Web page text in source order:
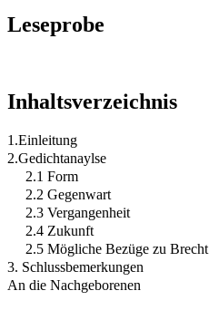
Leseprobe
Inhaltsverzeichnis
1.Einleitung
2.Gedichtanaylse
2.1 Form
2.2 Gegenwart
2.3 Vergangenheit
2.4 Zukunft
2.5 Mögliche Bezüge zu Brecht
3. Schlussbemerkungen
An die Nachgeborenen